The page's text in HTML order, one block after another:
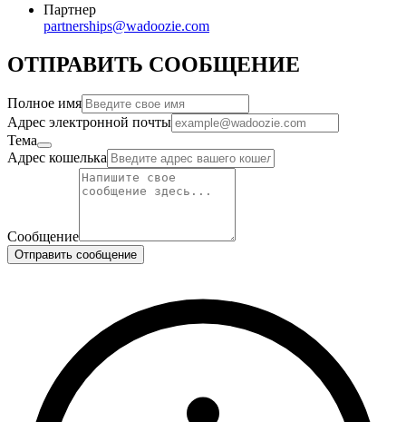
Партнер
partnerships@wadoozie.com
ОТПРАВИТЬ СООБЩЕНИЕ
Полное имя
Адрес электронной почты
Тема
Адрес кошелька
Сообщение
Отправить сообщение